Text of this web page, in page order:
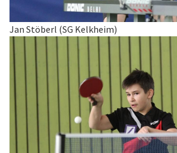
Jan Stöberl (SG Kelkheim)